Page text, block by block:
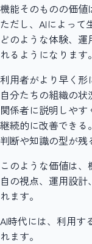
機能そのものの価値
ただし、AIによって
どのような体験、
れるようになります。
利用者がより早く形
自分たちの組織の状
関係者に説明しやす
継続的に改善できる。
判断や知識の型が残
このような価値は
自の視点、運用設
れます。
AI時代には、利用す
れます。